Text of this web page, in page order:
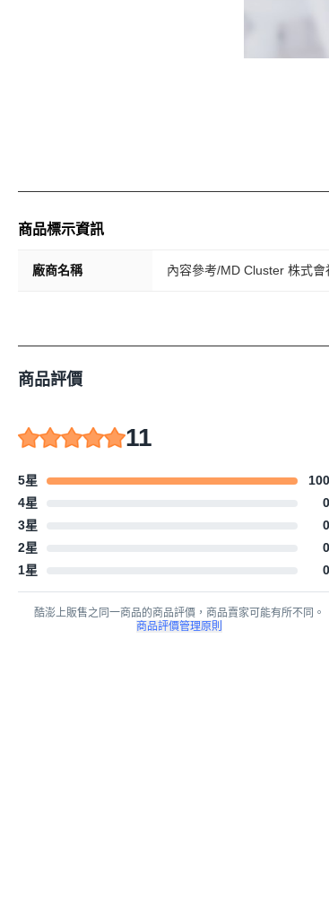
商品標示資訊
廠商名稱 內容參考/MD Cluster 株式會
商品評價
11
5星 100
4星
0
3星
0
2星
0
1星
0
酷澎上販售之同一商品的商品評價，商品賣家可能有所不同。
商品評價管理原則